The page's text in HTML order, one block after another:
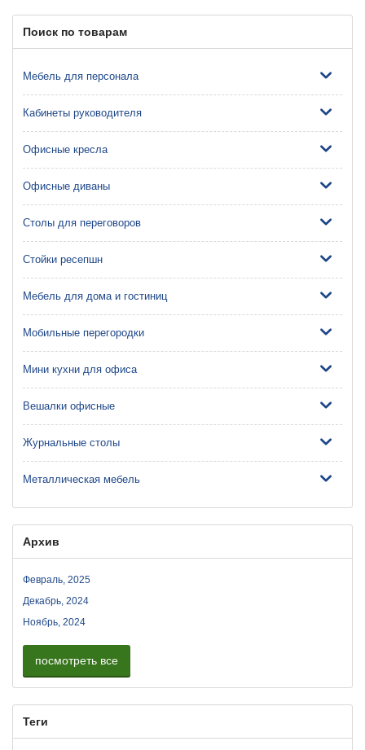
Поиск по товарам
Мебель для персонала
Кабинеты руководителя
Офисные кресла
Офисные диваны
Столы для переговоров
Стойки ресепшн
Мебель для дома и гостиниц
Мобильные перегородки
Мини кухни для офиса
Вешалки офисные
Журнальные столы
Металлическая мебель
Архив
Февраль, 2025
Декабрь, 2024
Ноябрь, 2024
посмотреть все
Теги